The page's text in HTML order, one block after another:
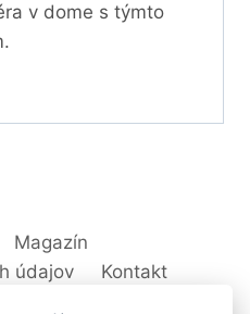
v dome s týmto
Magazín
údajov
Kontakt